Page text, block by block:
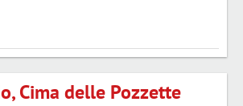
Cima delle Pozzette